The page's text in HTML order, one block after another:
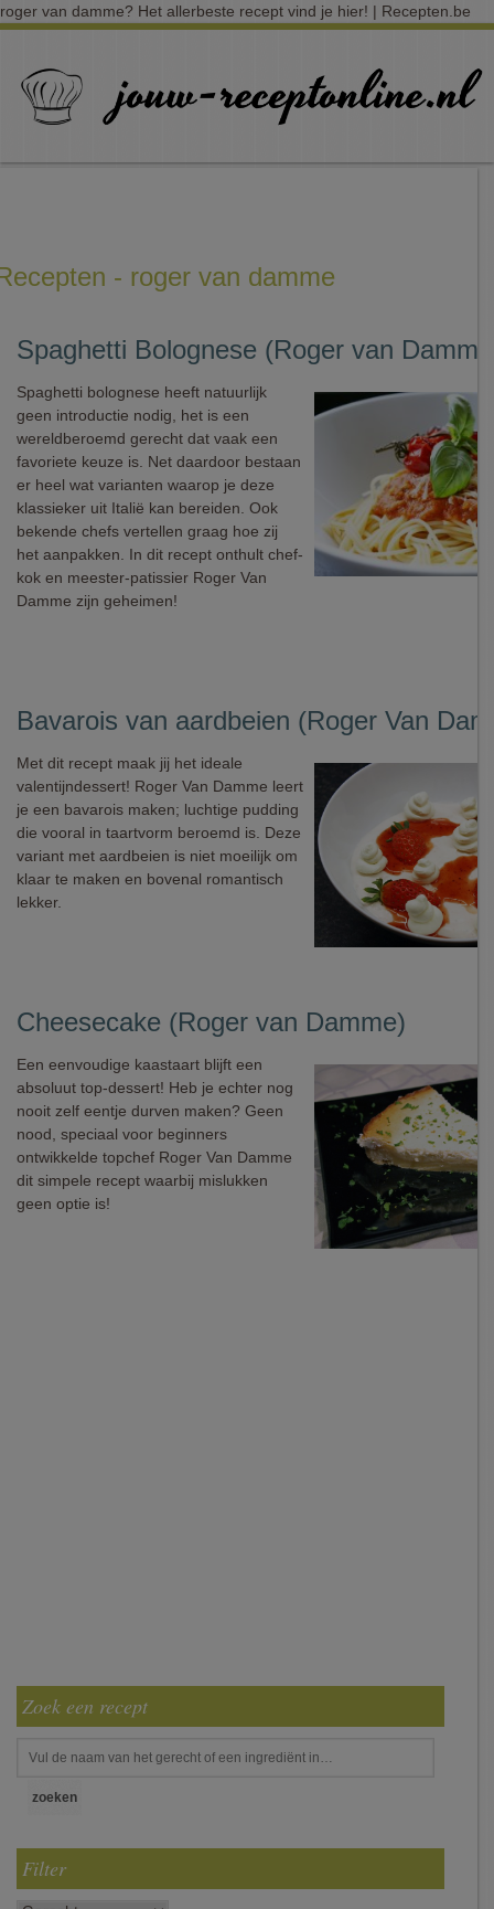
roger van damme? Het allerbeste recept vind je hier! | Recepten.be
- roger van damme
Spaghetti Bolognese (Roger van
Spaghetti bolognese heeft natuurlijk
geen introductie nodig, het is een
wereldberoemd gerecht dat vaak een
favoriete keuze is. Net daardoor bestaan
er heel wat varianten waarop je deze
klassieker uit Italië kan bereiden. Ook
bekende chefs vertellen graag hoe zij
het aanpakken. In dit recept onthult chef-
kok en meester-patissier Roger Van
Damme zijn geheimen!
Bavarois van aardbeien (Roger Van
Met dit recept maak jij het ideale
valentijndessert! Roger Van Damme leert
je een bavarois maken; luchtige pudding
die vooral in taartvorm beroemd is. Deze
variant met aardbeien is niet moeilijk om
klaar te maken en bovenal romantisch
lekker.
Cheesecake (Roger van Damme)
Een eenvoudige kaastaart blijft een
absoluut top-dessert! Heb je echter nog
nooit zelf eentje durven maken? Geen
nood, speciaal voor beginners
ontwikkelde topchef Roger Van Damme
dit simpele recept waarbij mislukken
geen optie is!
Zoek een recept
Filter